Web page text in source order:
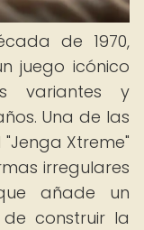
de 1970,
juego icónico
variantes y
Una de las
Xtreme"
irregulares
añade un
construir la